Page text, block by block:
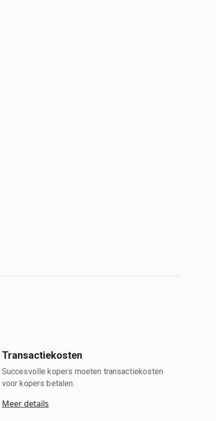
Transactiekosten
Succesvolle kopers moeten transactiekosten
voor kopers betalen.
Meer details